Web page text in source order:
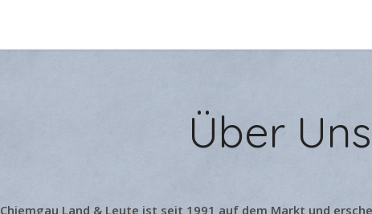
Über Uns
Chiemgau Land & Leute ist seit 1991 auf dem Markt und